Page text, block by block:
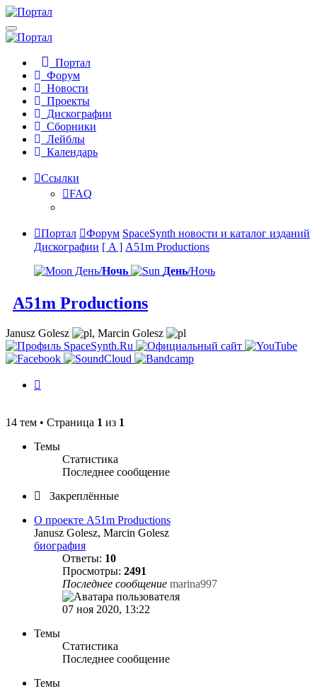
Портал
Форум
Новости
Проекты
Дискографии
Сборники
Лейблы
Календарь
Ссылки
FAQ
Портал Форум SpaceSynth новости и каталог изданий
Дискографии [ A ] A51m Productions
День/Ночь День/Ночь
A51m Productions
Janusz Golesz , Marcin Golesz
14 тем • Страница 1 из 1
Темы
Статистика
Последнее сообщение
Закреплённые
О проекте A51m Productions
Janusz Golesz, Marcin Golesz
биография
Ответы: 10
Просмотры: 2491
Последнее сообщение marina997
07 ноя 2020, 13:22
Темы
Статистика
Последнее сообщение
Темы